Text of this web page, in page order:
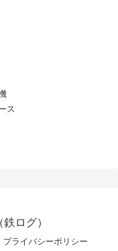
ス
ログ）
プライバシーポリシー